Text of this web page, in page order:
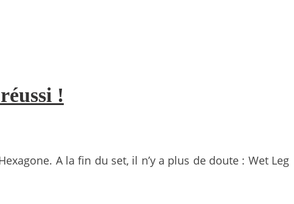
!
A la fin du set, il n’y a plus de doute : Wet Leg